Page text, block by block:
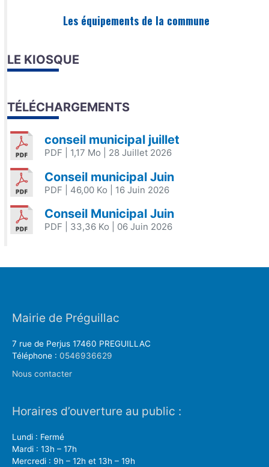
Les équipements de la commune
LE KIOSQUE
TÉLÉCHARGEMENTS
conseil municipal juillet
PDF | 1,17 Mo | 28 Juillet 2026
Conseil municipal Juin
PDF | 46,00 Ko | 16 Juin 2026
Conseil Municipal Juin
PDF | 33,36 Ko | 06 Juin 2026
Mairie de Préguillac
7 rue de Perjus 17460 PREGUILLAC
Téléphone : 0546936629
Nous contacter
Horaires d’ouverture au public :
Lundi : Fermé
Mardi : 13h – 17h
Mercredi : 9h – 12h et 13h – 19h